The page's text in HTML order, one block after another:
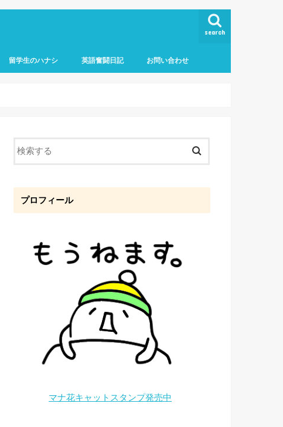
search
留学生のハナシ 英語奮闘日記 お問い合わせ
プロフィール
マナ花キャットスタンプ発売中